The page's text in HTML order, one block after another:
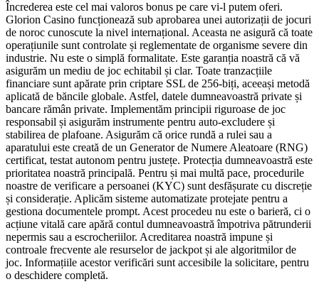
Încrederea este cel mai valoros bonus pe care vi-l putem oferi.
Glorion Casino funcționează sub aprobarea unei autorizații de jocuri
de noroc cunoscute la nivel internațional. Aceasta ne asigură că toate
operațiunile sunt controlate și reglementate de organisme severe din
industrie. Nu este o simplă formalitate. Este garanția noastră că vă
asigurăm un mediu de joc echitabil și clar. Toate tranzacțiile
financiare sunt apărate prin criptare SSL de 256-biți, aceeași metodă
aplicată de băncile globale. Astfel, datele dumneavoastră private și
bancare rămân private. Implementăm principii riguroase de joc
responsabil și asigurăm instrumente pentru auto-excludere și
stabilirea de plafoane. Asigurăm că orice rundă a rulei sau a
aparatului este creată de un Generator de Numere Aleatoare (RNG)
certificat, testat autonom pentru justețe. Protecția dumneavoastră este
prioritatea noastră principală. Pentru și mai multă pace, procedurile
noastre de verificare a persoanei (KYC) sunt desfășurate cu discreție
și considerație. Aplicăm sisteme automatizate protejate pentru a
gestiona documentele prompt. Acest procedeu nu este o barieră, ci o
acțiune vitală care apără contul dumneavoastră împotriva pătrunderii
nepermis sau a escrocheriilor. Acreditarea noastră impune și
controale frecvente ale resurselor de jackpot și ale algoritmilor de
joc. Informațiile acestor verificări sunt accesibile la solicitare, pentru
o deschidere completă.